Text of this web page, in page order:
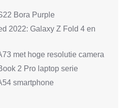
Bora Purple
2022: Galaxy Z Fold 4 en
met hoge resolutie camera
2 Pro laptop serie
smartphone